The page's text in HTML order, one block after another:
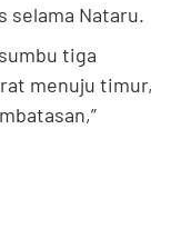
selama Nataru.
tiga
menuju timur,